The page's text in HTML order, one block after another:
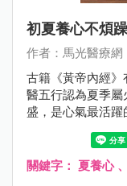
初夏養心不煩
作者：馬光醫療網
古籍《黃帝內經》
醫五行認為夏季
盛，是心氣最活躍
心臟負擔加重、
化、睡眠、甚至
「清熱養心安神」
關鍵字： 夏養心、